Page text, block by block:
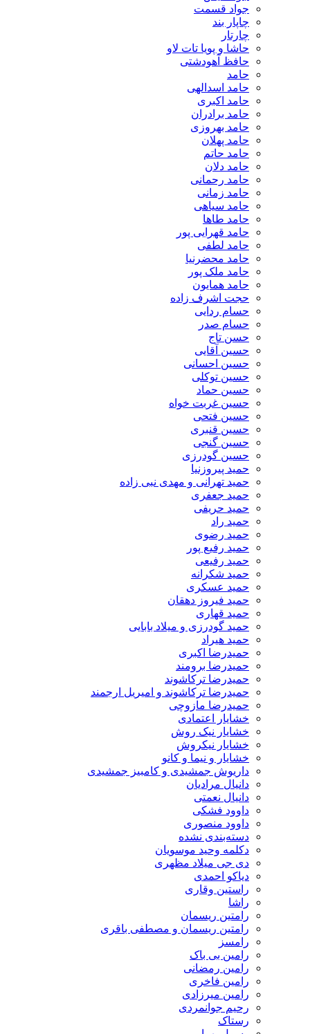
جواد قسمت
چاپار بند
چارتار
حاشا و پویا تات لاو
حافظ آهودشتی
حامد
حامد اسدالهی
حامد اکبری
حامد برادران
حامد بهروزی
حامد پهلان
حامد حاتم
حامد دلان
حامد رحمانی
حامد زمانی
حامد سیاهی
حامد طاها
حامد قهرایی پور
حامد لطفی
حامد محضرنیا
حامد ملک پور
حامد همایون
حجت اشرف زاده
حسام ردایی
حسام صدر
حسن تاج
حسین آقایی
حسین احسانی
حسین توکلی
حسین حماد
حسین غربت خواه
حسین فتحی
حسین قنبری
حسین گنجی
حسین گودرزی
حمید پیروزنیا
حمید تهرانی و مهدی نبی زاده
حمید جعفری
حمید حریفی
حمید راد
حمید رضوی
حمید رفیع پور
حمید رفیعی
حمید شکرانه
حمید عسکری
حمید فیروز دهقان
حمید قهاری
حمید گودرزی و میلاد بابایی
حمید هیراد
حمیدرضا اکبری
حمیدرضا برومند
حمیدرضا ترکاشوند
حمیدرضا ترکاشوند و امیریل ارجمند
حمیدرضا مازوچی
خشایار اعتمادی
خشایار نیک روش
خشایار نیکروش
خشایار و نیما و کانو
داریوش جمشیدی و کامبیز جمشیدی
دانیال مرادیان
دانیال نعمتی
داوود فشکی
داوود منصوری
دسته‌بندی نشده
دکلمه وحید موسویان
دی جی میلاد مظهری
دیاکو احمدی
راستین وقاری
راشا
رامتین ریسمان
رامتین ریسمان و مصطفی باقری
رامسز
رامین بی باک
رامین رمضانی
رامین فاخری
رامین میرزادی
رحیم جوانمردی
رستاک